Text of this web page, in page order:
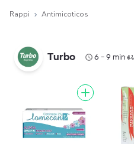
Rappi Antimicoticos
Turbo 6 - 9 min•